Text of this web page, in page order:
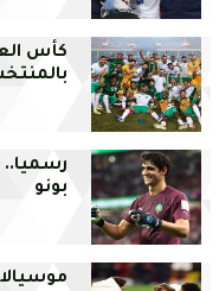
كأس
بونو